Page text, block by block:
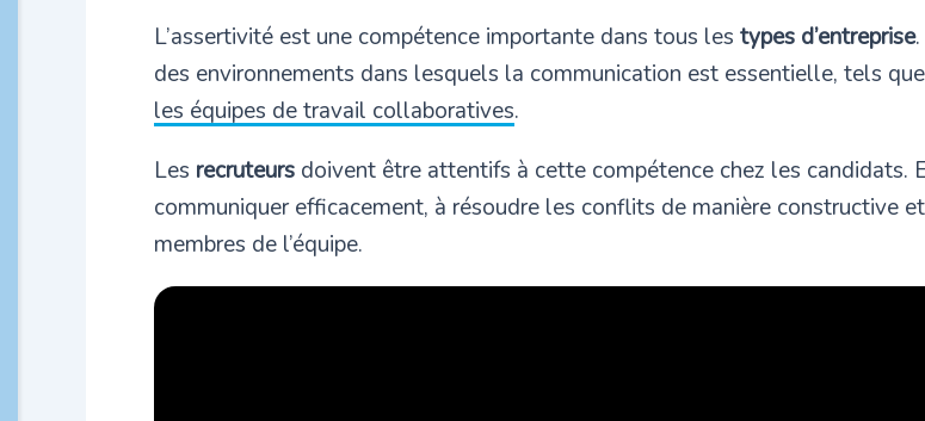
L’assertivité est une compétence importante dans tous les types d’entreprise
des environnements dans lesquels la communication est essentielle, tels
les équipes de travail collaboratives.
Les recruteurs doivent être attentifs à cette compétence chez les candidats.
communiquer efficacement, à résoudre les conflits de manière constructive
membres de l’équipe.